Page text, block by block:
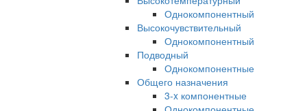
Однокомпонентный
Высокочувствительный
Однокомпонентный
Подводный
Однокомпонентные
Общего назначения
3-x компонентные